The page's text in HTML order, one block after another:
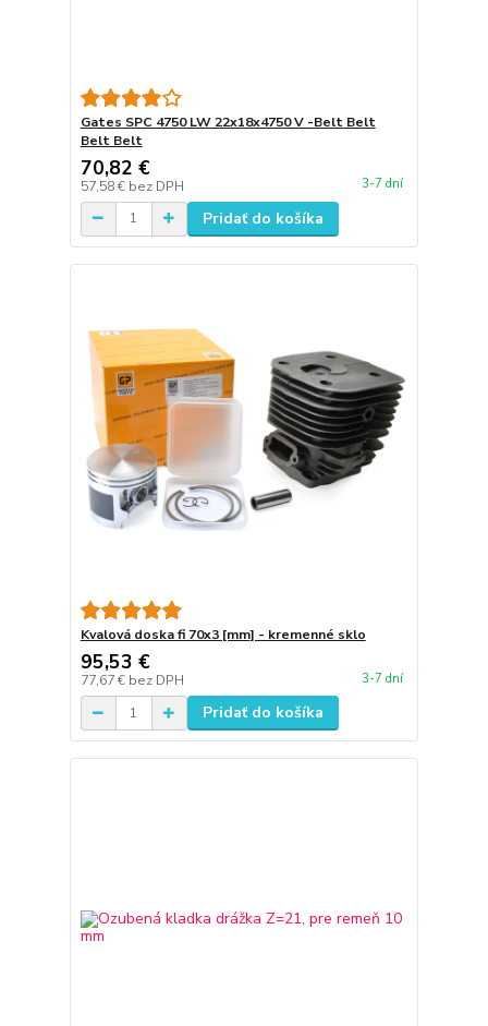
Gates SPC 4750 LW 22x18x4750 V -Belt Belt
Belt Belt
70,82 €
57,58 € bez DPH 3-7 dní
Pridať do košíka
Kvalová doska fi 70x3 [mm] - kremenné sklo
95,53 €
77,67 € bez DPH 3-7 dní
Pridať do košíka